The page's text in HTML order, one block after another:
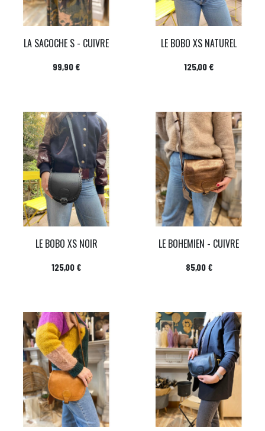
LA SACOCHE S - CUIVRE
Prix
99,90 €
LE BOBO XS NATUREL
Prix
125,00 €
LE BOBO XS NOIR
Prix
125,00 €
LE BOHEMIEN - CUIVRE
Prix
85,00 €